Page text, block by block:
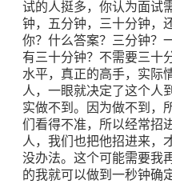
试的人挺多，你认为面试
钟，五分钟，三十分钟，
你？什么答案？三分钟？
有三十分钟？不需要三十
水平，真正的高手，实际
人，一眼就决定了这个人
实做不到。因为做不到，
们看得不准，所以经常招
人，我们也把他招进来，
没办法。这个可能需要我
的我就可以做到一秒钟确